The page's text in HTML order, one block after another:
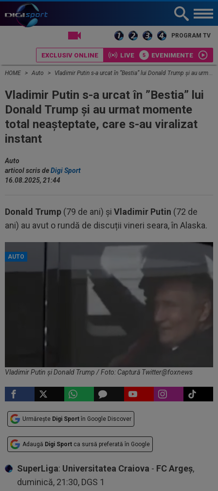
PROGRAM TV
EXCLUSIV ONLINE LIVE EVENIMENTE
HOME Auto Vladimir Putin s-a urcat în ”Bestia” lui Donald Trump și au urmat momente total neașteptate, care s-au viralizat instant
Vladimir Putin s-a urcat în ”Bestia” lui
Donald Trump și au urmat momente
total neașteptate, care s-au viralizat
instant
Auto
articol scris deDigi Sport
16.08.2025, 21:44
Donald Trump (79 de ani) și Vladimir Putin (72 de
ani) au avut o rundă de discuții vineri seara, în Alaska.
AUTO
Vladimir Putin și Donald Trump / Foto: Captură Twitter@foxnews
Urmărește Digi Sport în Google Discover
Adaugă Digi Sport ca sursă preferată în Google
SuperLiga: Universitatea Craiova - FC Argeș,
duminică, 21:30, DGS 1